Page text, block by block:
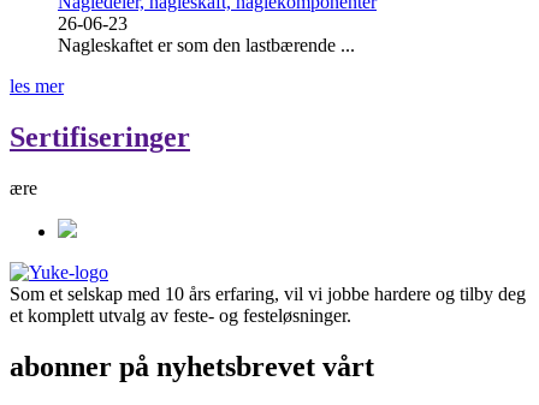
26-06-23
Nagleskaftet er som den lastbærende ...
les mer
Sertifiseringer
ære
Som et selskap med 10 års erfaring, vil vi jobbe hardere og tilby deg
et komplett utvalg av feste- og festeløsninger.
abonner på nyhetsbrevet vårt